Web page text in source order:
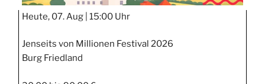
Heute, 07. Aug | 15:00 Uhr
Jenseits von Millionen Festival 2026
Burg Friedland